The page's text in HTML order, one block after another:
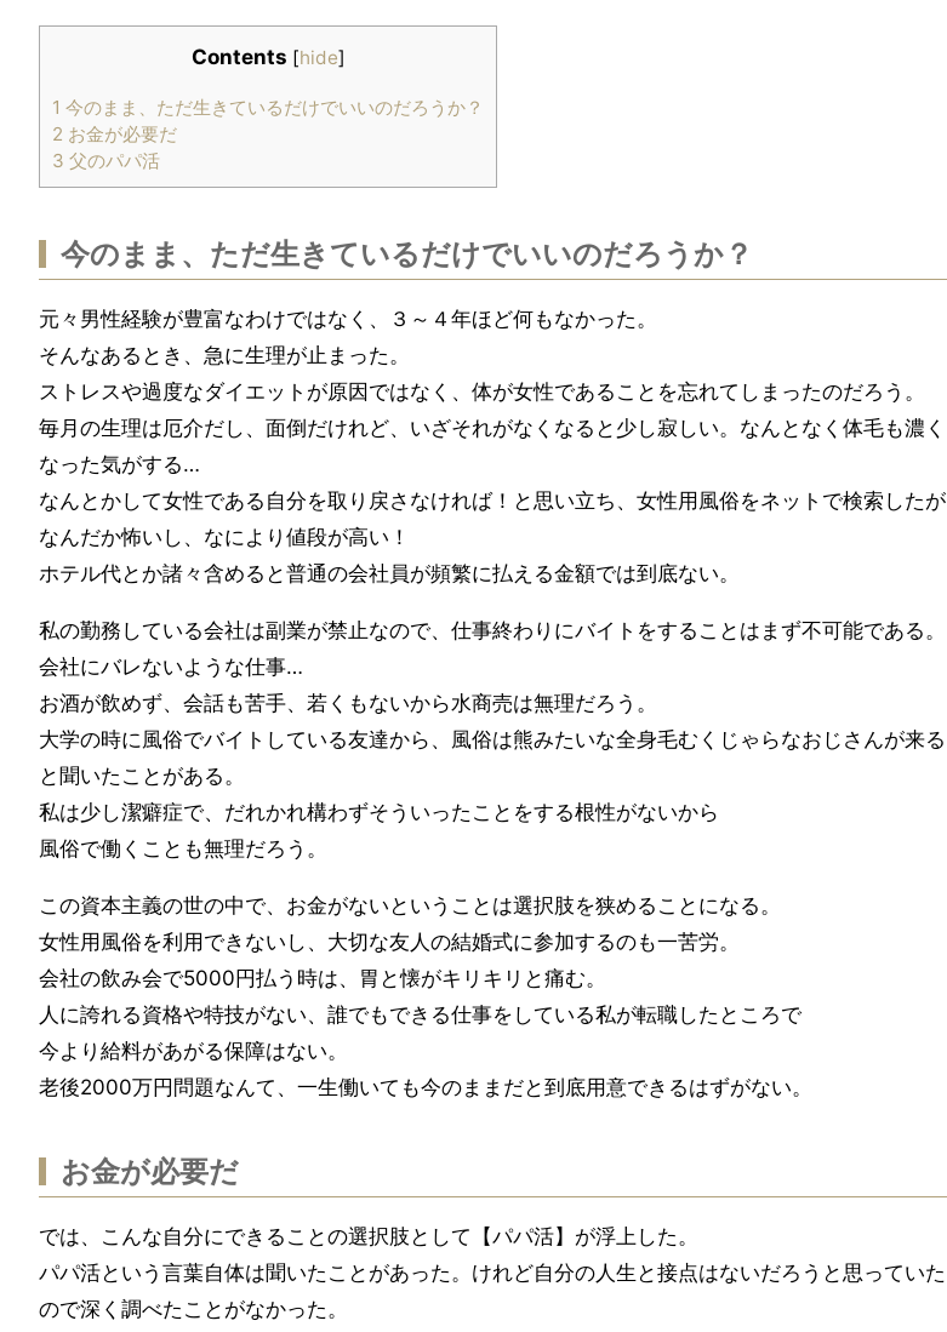
Contents [hide]
1 今のまま、ただ生きているだけでいいのだろうか？
2 お金が必要だ
3 父のパパ活
今のまま、ただ生きているだけでいいのだろうか？
元々男性経験が豊富なわけではなく、３～４年ほど何もなかった。
そんなあるとき、急に生理が止まった。
ストレスや過度なダイエットが原因ではなく、体が女性であることを忘れてしまったのだろう。
毎月の生理は厄介だし、面倒だけれど、いざそれがなくなると少し寂しい。なんとなく体毛も濃く
なった気がする…
なんとかして女性である自分を取り戻さなければ！と思い立ち、女性用風俗をネットで検索したが
なんだか怖いし、なにより値段が高い！
ホテル代とか諸々含めると普通の会社員が頻繁に払える金額では到底ない。
私の勤務している会社は副業が禁止なので、仕事終わりにバイトをすることはまず不可能である。
会社にバレないような仕事…
お酒が飲めず、会話も苦手、若くもないから水商売は無理だろう。
大学の時に風俗でバイトしている友達から、風俗は熊みたいな全身毛むくじゃらなおじさんが来る
と聞いたことがある。
私は少し潔癖症で、だれかれ構わずそういったことをする根性がないから
風俗で働くことも無理だろう。
この資本主義の世の中で、お金がないということは選択肢を狭めることになる。
女性用風俗を利用できないし、大切な友人の結婚式に参加するのも一苦労。
会社の飲み会で5000円払う時は、胃と懐がキリキリと痛む。
人に誇れる資格や特技がない、誰でもできる仕事をしている私が転職したところで
今より給料があがる保障はない。
老後2000万円問題なんて、一生働いても今のままだと到底用意できるはずがない。
お金が必要だ
では、こんな自分にできることの選択肢として【パパ活】が浮上した。
パパ活という言葉自体は聞いたことがあった。けれど自分の人生と接点はないだろうと思っていた
ので深く調べたことがなかった。